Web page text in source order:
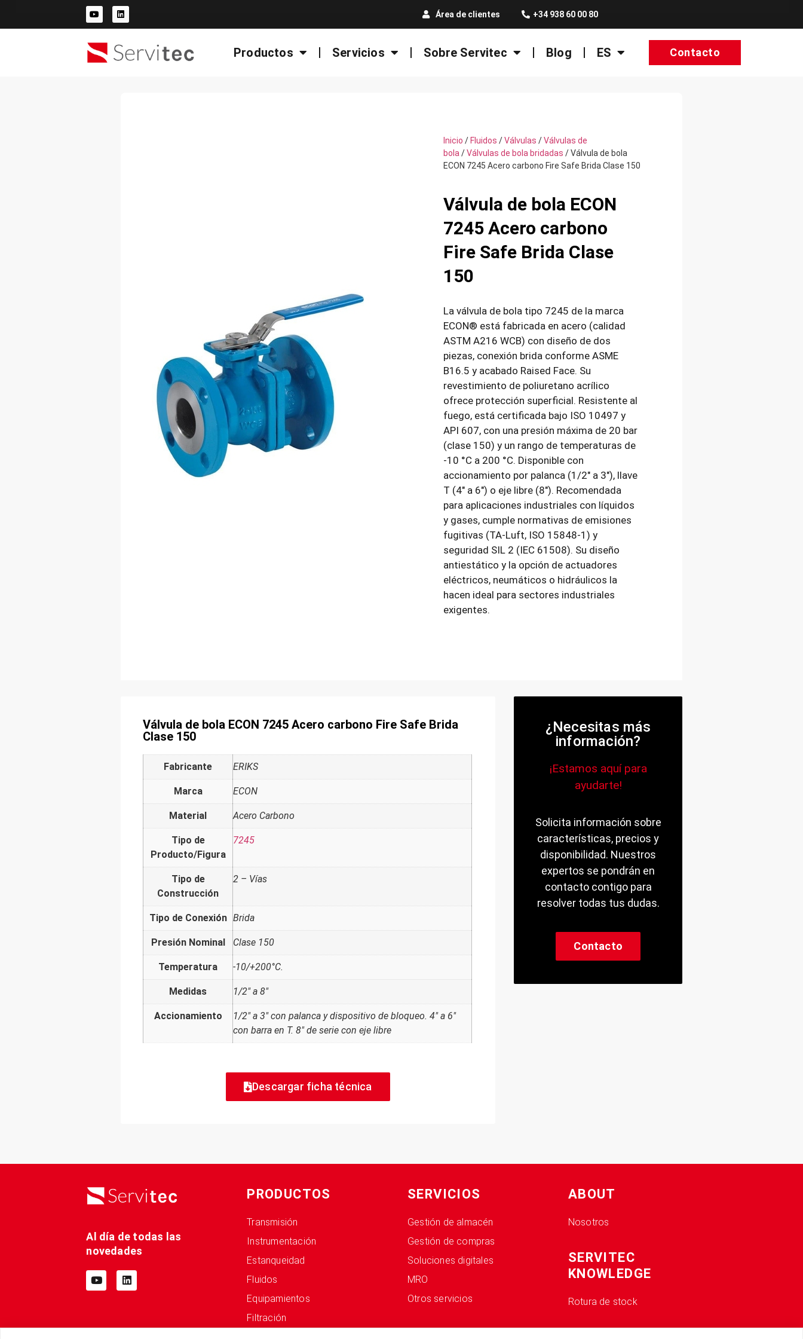
Área de clientes +34 938 60 00 80
Productos Servicios Sobre Servitec Blog ES Contacto
Inicio / Fluidos /Válvulas /Válvulas de
bola /Válvulas de bola bridadas / Válvula de bola
ECON 7245 Acero carbono Fire Safe Brida Clase 150
Válvula de bola ECON
7245 Acero carbono
Fire Safe Brida Clase
150
La válvula de bola tipo 7245 de la marca
ECON® está fabricada en acero (calidad
ASTM A216 WCB) con diseño de dos
piezas, conexión brida conforme ASME
B16.5 y acabado Raised Face. Su
revestimiento de poliuretano acrílico
ofrece protección superficial. Resistente al
fuego, está certificada bajo ISO 10497 y
API 607, con una presión máxima de 20 bar
(clase 150) y un rango de temperaturas de
-10 °C a 200 °C. Disponible con
accionamiento por palanca (1/2″ a 3″), llave
T (4″ a 6″) o eje libre (8″). Recomendada
para aplicaciones industriales con líquidos
y gases, cumple normativas de emisiones
fugitivas (TA-Luft, ISO 15848-1) y
seguridad SIL 2 (IEC 61508). Su diseño
antiestático y la opción de actuadores
eléctricos, neumáticos o hidráulicos la
hacen ideal para sectores industriales
exigentes.
Válvula de bola ECON 7245 Acero carbono Fire Safe Brida
Clase 150
Fabricante ERIKS
Marca ECON
Material Acero Carbono
Tipo de
Producto/Figura
7245
Tipo de
Construcción
2 – Vías
Tipo de Conexión Brida
Presión Nominal Clase 150
Temperatura -10/+200°C.
Medidas 1/2" a 8"
Accionamiento
1/2" a 3" con palanca y dispositivo de bloqueo. 4" a 6"
con barra en T. 8" de serie con eje libre
Descargar ficha técnica
¿Necesitas más
información?
¡Estamos aquí para
ayudarte!
Solicita información sobre
características, precios y
disponibilidad. Nuestros
expertos se pondrán en
contacto contigo para
resolver todas tus dudas.
Contacto
Al día de todas las
novedades
PRODUCTOS
Transmisión
Instrumentación
Estanqueidad
Fluidos
Equipamientos
Filtración
SERVICIOS
Gestión de almacén
Gestión de compras
Soluciones digitales
MRO
Otros servicios
ABOUT
Nosotros
SERVITEC
KNOWLEDGE
Rotura de stock